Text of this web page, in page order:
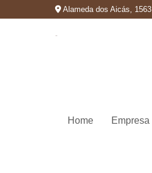
Alameda dos Aicás, 1563
Home Empresa